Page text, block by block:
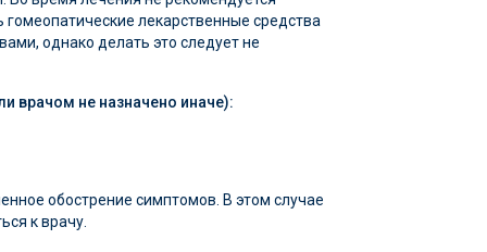
лекарственные средства
однако делать это следует не
врачом не назначено иначе):
обострение симптомов. В этом случае
к врачу.